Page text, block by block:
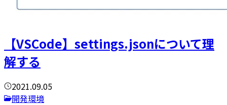
【VSCode】settings.jsonについて理
解する
2021.09.05
開発環境